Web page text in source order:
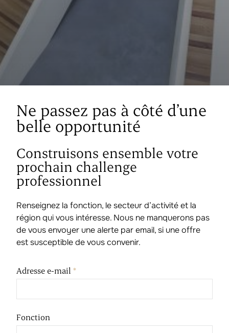
Ne passez pas à côté d’une
belle opportunité
Construisons ensemble votre
prochain challenge
professionnel
Renseignez la fonction, le secteur d’activité et la
région qui vous intéresse. Nous ne manquerons pas
de vous envoyer une alerte par email, si une offre
est susceptible de vous convenir.
Adresse e-mail *
Fonction